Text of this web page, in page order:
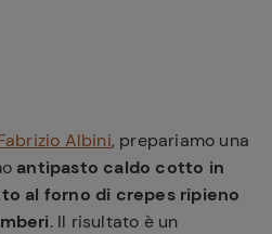
Albini, prepariamo una
antipasto caldo cotto in
al forno di crepes ripieno
. Il risultato è un